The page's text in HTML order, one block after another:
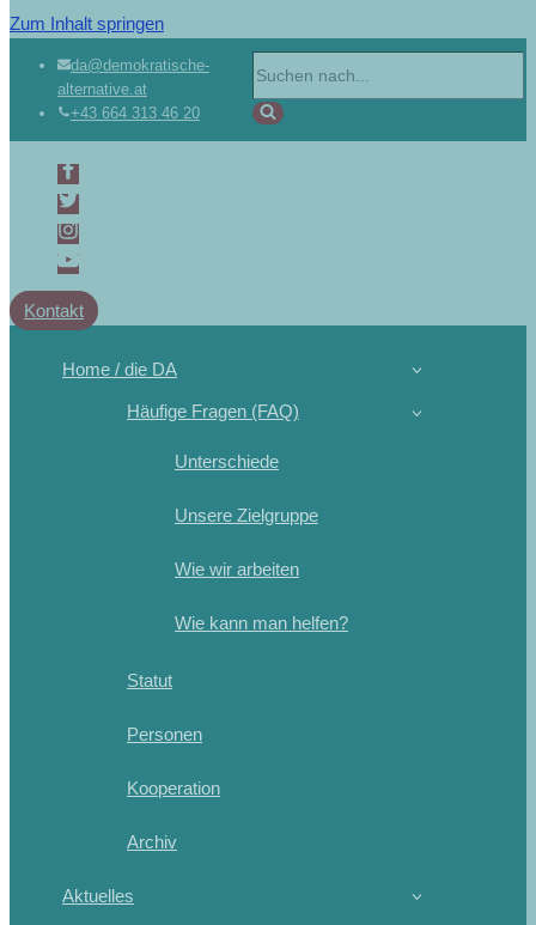
Zum Inhalt springen
da@demokratische-
alternative.at
+43 664 313 46 20
Kontakt
Home / die DA
Häufige Fragen (FAQ)
Unterschiede
Unsere Zielgruppe
Wie wir arbeiten
Wie kann man helfen?
Statut
Personen
Kooperation
Archiv
Aktuelles